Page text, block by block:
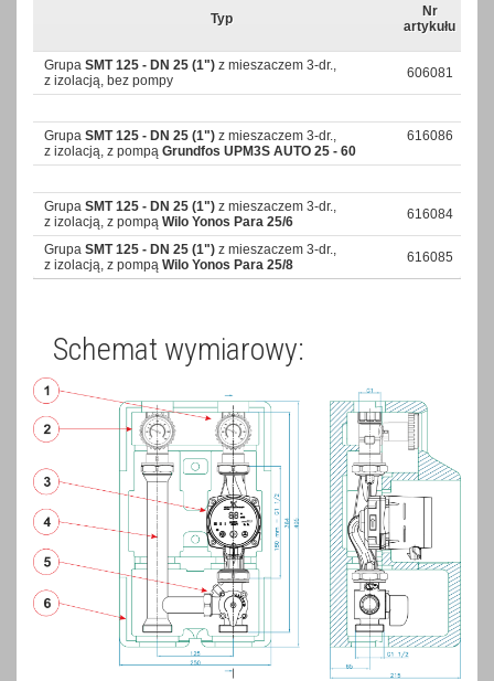
Typ
Nr
artykułu
Grupa SMT 125 - DN 25 (1") z mieszaczem 3-dr.,
z izolacją, bez pompy
606081
Grupa SMT 125 - DN 25 (1") z mieszaczem 3-dr.,
z izolacją, z pompą Grundfos UPM3S AUTO 25 - 60
616086
Grupa SMT 125 - DN 25 (1") z mieszaczem 3-dr.,
z izolacją, z pompą Wilo Yonos Para 25/6 616084
Grupa SMT 125 - DN 25 (1") z mieszaczem 3-dr.,
z izolacją, z pompą Wilo Yonos Para 25/8 616085
Schemat wymiarowy: